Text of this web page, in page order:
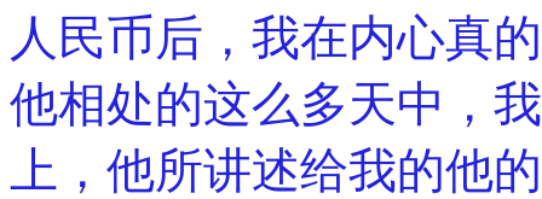
人民币后，我在内心真
他相处的这么多天中，
上，他所讲述给我的他